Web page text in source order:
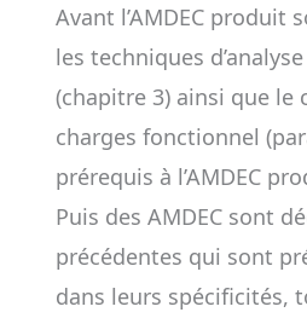
Avant l’AMDEC produit
les techniques
(chapitre 3) ainsi que le
charges fonctionnel
prérequis à l’AMDEC
Puis des AMDEC sont
précédentes qui sont
dans leurs spécificités,